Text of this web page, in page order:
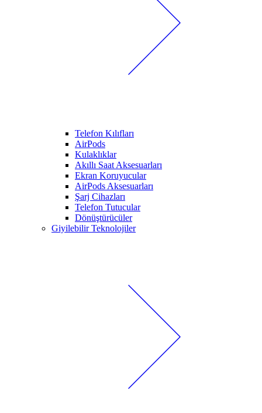
Telefon Kılıfları
AirPods
Kulaklıklar
Akıllı Saat Aksesuarları
Ekran Koruyucular
AirPods Aksesuarları
Şarj Cihazları
Telefon Tutucular
Dönüştürücüler
Giyilebilir Teknolojiler